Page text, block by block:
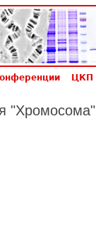
ЦКП
"Хромосома"